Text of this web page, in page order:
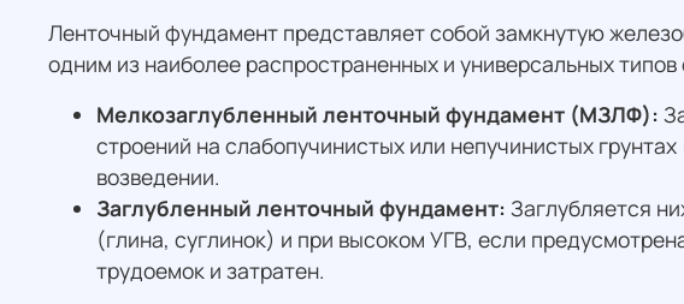
Ленточный фундамент представляет собой замкнутую
одним из наиболее распространенных и универсальных типов
Мелкозаглубленный ленточный фундамент (МЗЛФ):
строений на слабопучинистых или непучинистых
возведении.
Заглубленный ленточный фундамент: Заглубляется
(глина, суглинок) и при высоком УГВ, если
трудоемок и затратен.